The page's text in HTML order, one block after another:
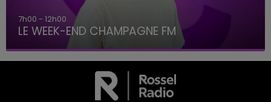
7h00 - 12h00
LE WEEK-END CHAMPAGNE FM